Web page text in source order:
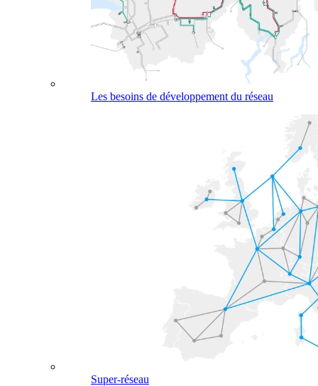
Les besoins de développement du réseau
Super-réseau